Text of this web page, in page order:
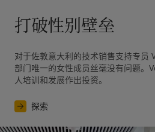
打破性别壁垒
对于佐敦意大利的技术销售支持专员
部门唯一的女性成员丝毫没有问题。
人培训和发展作出投资。
探索